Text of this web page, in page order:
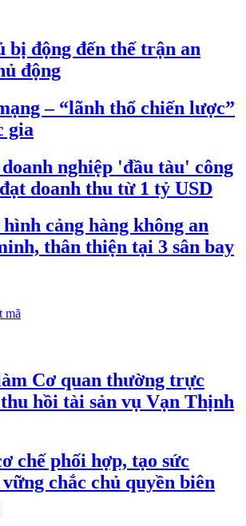
bị động đến thế trận an
động
– “lãnh thổ chiến lược”
gia
nghiệp 'đầu tàu' công
doanh thu từ 1 tỷ USD
cảng hàng không an
thân thiện tại 3 sân bay
mã
Cơ quan thường trực
hồi tài sản vụ Vạn Thịnh
chế phối hợp, tạo sức
chắc chủ quyền biên